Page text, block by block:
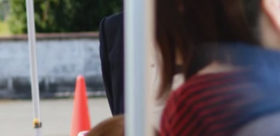
安心の保証
家づくりの流れ
インテリアスタイル
よくあるご質問